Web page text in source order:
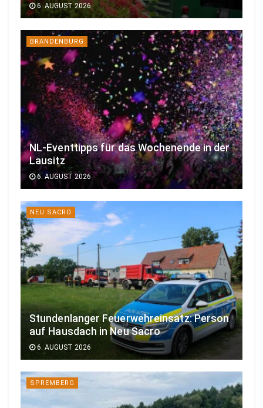
6. AUGUST 2026
BRANDENBURG
NL-Eventtipps für das Wochenende in der
Lausitz
6. AUGUST 2026
NEU SACRO
Stundenlanger Feuerwehreinsatz: Person
auf Hausdach in Neu Sacro
6. AUGUST 2026
SPREMBERG